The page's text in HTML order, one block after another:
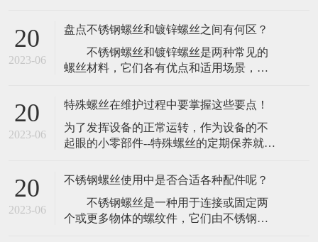
湿方法如下：(1)、振动机械，尽量用无溶
漆,如环氧尿烷(Epoxy-urethane)基或未变性
环氧(Epoxy-)基浸渍漆。​(3)、使用三聚氰醇
20
2023-06
盘点不锈钢螺丝和镀锌螺丝之间有何区？
​ 不锈钢螺丝和镀锌螺丝是两种常见的
螺丝材料，它们各有优点和适用场景，在
用。 1. 材质不同 不锈钢螺丝是由
不锈钢材料制成，不易生锈，能够长期使
用，有较好的耐腐蚀性，同时具有高压强
度和强韧性，镀锌螺丝则是以普通钢螺栓
的保护膜，
20
2023-06
特殊螺丝在维护过程中要掌握这些要点！
​为了发挥设备的正常运转，作为设备的不
起眼的小零部件--特殊螺丝的定期保养就显
那么为了防止特殊螺丝出现一些问题，在
维护的时候一定要注意那方面。​一，去杂
物特殊螺丝在淬火之后需要用硅酸盐清
洁，清洗完毕还需要水洗。所以为防止出
20
2023-06
不锈钢螺丝使用中是否合适各种配件呢？
​ 不锈钢螺丝是一种用于连接或固定两
个或更多物体的螺纹件，它们由不锈钢制